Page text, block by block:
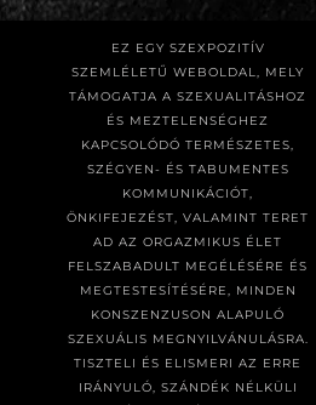
EZ EGY SZEXPOZITÍV
SZEMLÉLETŰ WEBOLDAL, MELY
TÁMOGATJA A SZEXUALITÁSHOZ
ÉS MEZTELENSÉGHEZ
KAPCSOLÓDÓ TERMÉSZETES,
SZÉGYEN- ÉS TABUMENTES
KOMMUNIKÁCIÓT,
ÖNKIFEJEZÉST, VALAMINT TERET
AD AZ ORGAZMIKUS ÉLET
FELSZABADULT MEGÉLÉSÉRE ÉS
MEGTESTESÍTÉSÉRE, MINDEN
KONSZENZUSON ALAPULÓ
SZEXUÁLIS MEGNYILVÁNULÁSRA.
TISZTELI ÉS ELISMERI AZ ERRE
IRÁNYULÓ, SZÁNDÉK NÉLKÜLI